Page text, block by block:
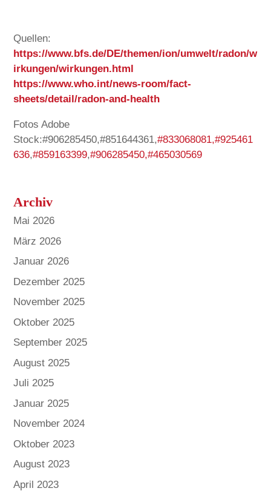
Quellen:
https://www.bfs.de/DE/themen/ion/umwelt/radon/w
irkungen/wirkungen.html
https://www.who.int/news-room/fact-
sheets/detail/radon-and-health
Fotos Adobe
Stock:#906285450,#851644361,#833068081,#925461
636,#859163399,#906285450,#465030569
Archiv
Mai 2026
März 2026
Januar 2026
Dezember 2025
November 2025
Oktober 2025
September 2025
August 2025
Juli 2025
Januar 2025
November 2024
Oktober 2023
August 2023
April 2023